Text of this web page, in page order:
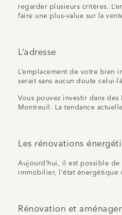
regarder plusieurs critères.
faire une plus-value sur la
L’adresse
L’emplacement de votre
serait sans aucun doute celui-
Vous pouvez investir dans
Montreuil. La tendance
Les rénovations
Aujourd’hui, il est possible de
immobilier, l’état énergétique
Rénovation et